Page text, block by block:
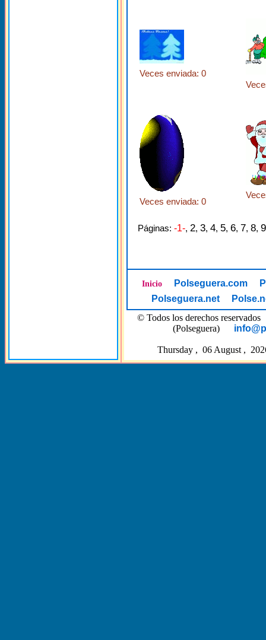
Veces enviada: 0
Veces enviada: 0
Páginas: -1-, 2, 3, 4, 5, 6, 7, 8, 9
Inicio Polseguera.com
Polseguera.net
© Todos los derechos
(Polseguera)
Thursday , 06 August ,